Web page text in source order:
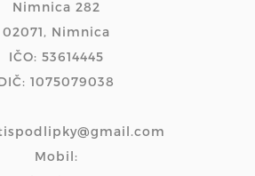
Nimnica 282
02071, Nimnica
IČO: 53614445
1075079038
Mobil: